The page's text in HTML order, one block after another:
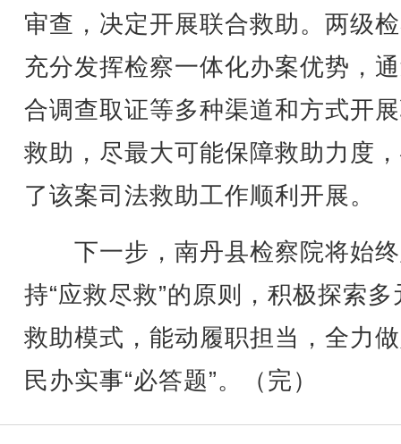
审查，决定开展联合救助。两级
充分发挥检察一体化办案优势，
合调查取证等多种渠道和方式开
救助，尽最大可能保障救助力度
了该案司法救助工作顺利开展。
下一步，南丹县检察院将始
持“应救尽救”的原则，积极探索多
救助模式，能动履职担当，全力
民办实事“必答题”。（完）